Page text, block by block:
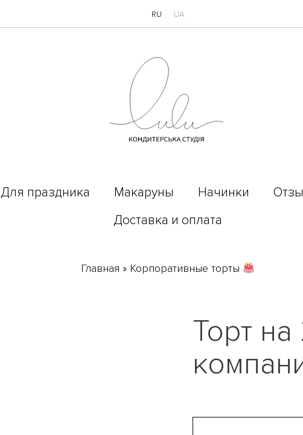
RU UA
Для праздника Макаруны Начинки
Доставка и оплата
Главная » Корпоративные торты
Торт